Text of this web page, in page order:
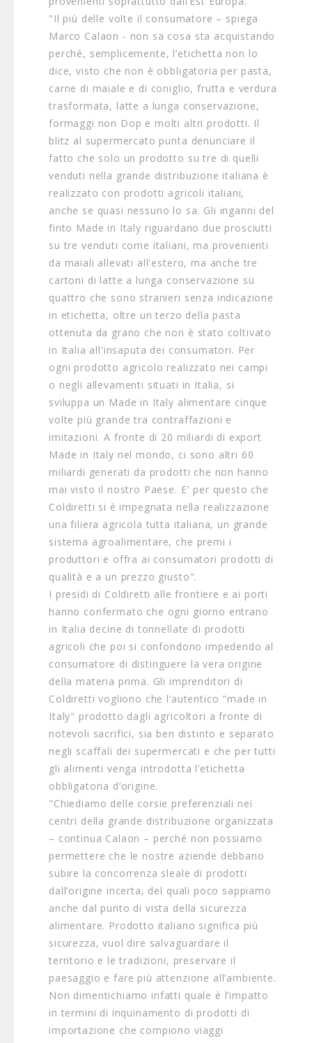
"Il più delle volte il consumatore – spiega
Marco Calaon - non sa cosa sta acquistando
perché, semplicemente, l’etichetta non lo
dice, visto che non è obbligatoria per pasta,
carne di maiale e di coniglio, frutta e verdura
trasformata, latte a lunga conservazione,
formaggi non Dop e molti altri prodotti. Il
blitz al supermercato punta denunciare il
fatto che solo un prodotto su tre di quelli
venduti nella grande distribuzione italiana è
realizzato con prodotti agricoli italiani,
anche se quasi nessuno lo sa. Gli inganni del
finto Made in Italy riguardano due prosciutti
su tre venduti come italiani, ma provenienti
da maiali allevati all'estero, ma anche tre
cartoni di latte a lunga conservazione su
quattro che sono stranieri senza indicazione
in etichetta, oltre un terzo della pasta
ottenuta da grano che non è stato coltivato
in Italia all'insaputa dei consumatori. Per
ogni prodotto agricolo realizzato nei campi
o negli allevamenti situati in Italia, si
sviluppa un Made in Italy alimentare cinque
volte più grande tra contraffazioni e
imitazioni. A fronte di 20 miliardi di export
Made in Italy nel mondo, ci sono altri 60
miliardi generati da prodotti che non hanno
mai visto il nostro Paese. E' per questo che
Coldiretti si è impegnata nella realizzazione
una filiera agricola tutta italiana, un grande
sistema agroalimentare, che premi i
produttori e offra ai consumatori prodotti di
qualità e a un prezzo giusto".
I presidi di Coldiretti alle frontiere e ai porti
hanno confermato che ogni giorno entrano
in Italia decine di tonnellate di prodotti
agricoli che poi si confondono impedendo al
consumatore di distinguere la vera origine
della materia prima. Gli imprenditori di
Coldiretti vogliono che l’autentico "made in
Italy" prodotto dagli agricoltori a fronte di
notevoli sacrifici, sia ben distinto e separato
negli scaffali dei supermercati e che per tutti
gli alimenti venga introdotta l’etichetta
obbligatoria d’origine.
"Chiediamo delle corsie preferenziali nei
centri della grande distribuzione organizzata
– continua Calaon – perché non possiamo
permettere che le nostre aziende debbano
subire la concorrenza sleale di prodotti
dall’origine incerta, del quali poco sappiamo
anche dal punto di vista della sicurezza
alimentare. Prodotto italiano significa più
sicurezza, vuol dire salvaguardare il
territorio e le tradizioni, preservare il
paesaggio e fare più attenzione all’ambiente.
Non dimentichiamo infatti quale è l’impatto
in termini di inquinamento di prodotti di
importazione che compiono viaggi